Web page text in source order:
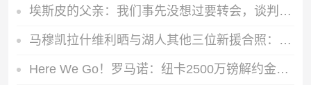
埃斯皮的父亲：我们事先没想过要转会，谈判时保密我母亲都不知道
马穆凯拉什维利晒与湖人其他三位新援合照：家人们！
Here We Go！罗马诺：纽卡2500万镑解约金签捷克门将霍尔尼切克